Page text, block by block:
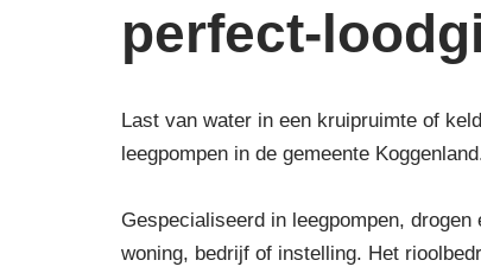
perfect-
Last van water in een kruipruimte of
leegpompen in de gemeente
Gespecialiseerd in leegpompen, drogen
woning, bedrijf of instelling. Het